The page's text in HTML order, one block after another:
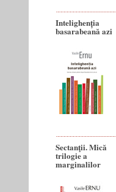
Intelighenția
basarabeană azi
Sectanţii. Mică
trilogie a
marginalilor